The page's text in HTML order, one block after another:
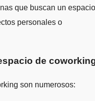
que buscan un espacio
personales o
de
son numerosos: